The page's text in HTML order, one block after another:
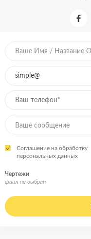
Соглашение на обработку
персональных данных
Чертежи
файл не выбран